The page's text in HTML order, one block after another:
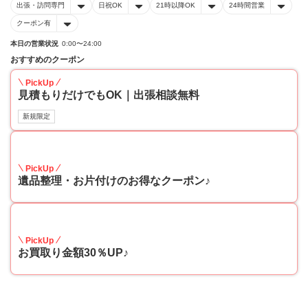
出張・訪問専門 日祝OK 21時以降OK 24時間営業
クーポン有
本日の営業状況 0:00〜24:00
おすすめのクーポン
PickUp
見積もりだけでもOK｜出張相談無料
新規限定
PickUp
遺品整理・お片付けのお得なクーポン♪
PickUp
お買取り金額30％UP♪